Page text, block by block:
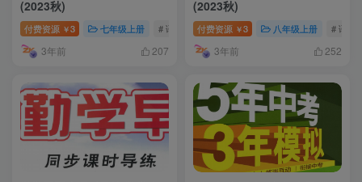
(2023秋)
付费资源 ￥3 七年级上册 # 语文
3年前 207
(2023秋)
付费资源 ￥3 八年级上册 # 语文
3年前 252